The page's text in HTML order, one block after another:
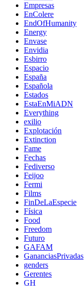
Empresas
EnColere
EndOfHumanity
Energy
Envase
Envidia
Esbirro
Espacio
España
Española
Estados
EstaEnMiADN
Everything
exilio
Explotación
Extinction
Fame
Fechas
Fediverso
Feijoo
Fermi
Films
FinDeLaEspecie
Física
Food
Freedom
Futuro
GAFAM
GananciasPrivadas
genders
Gerentes
GH